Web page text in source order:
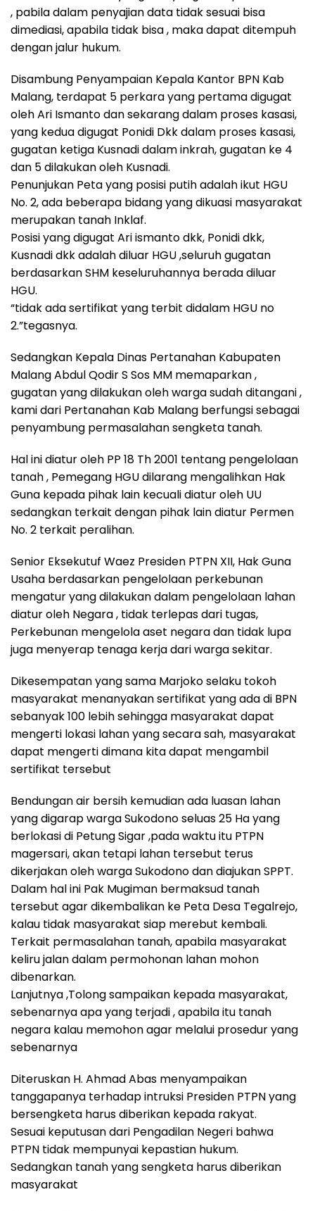
, pabila dalam penyajian data tidak sesuai bisa
dimediasi, apabila tidak bisa , maka dapat ditempuh
dengan jalur hukum.
Disambung Penyampaian Kepala Kantor BPN Kab
Malang, terdapat 5 perkara yang pertama digugat
oleh Ari Ismanto dan sekarang dalam proses kasasi,
yang kedua digugat Ponidi Dkk dalam proses kasasi,
gugatan ketiga Kusnadi dalam inkrah, gugatan ke 4
dan 5 dilakukan oleh Kusnadi.
Penunjukan Peta yang posisi putih adalah ikut HGU
No. 2, ada beberapa bidang yang dikuasi masyarakat
merupakan tanah Inklaf‎.
Posisi yang digugat Ari ismanto dkk, Ponidi dkk,
Kusnadi dkk adalah diluar HGU ,seluruh gugatan
berdasarkan SHM keseluruhannya berada diluar
HGU.
“tidak ada sertifikat yang terbit didalam HGU no
2.”tegasnya.
Sedangkan Kepala Dinas Pertanahan Kabupaten
Malang Abdul Qodir S Sos MM memaparkan ,
gugatan yang dilakukan oleh warga sudah ditangani ,
kami dari Pertanahan Kab Malang berfungsi sebagai
penyambung permasalahan sengketa tanah.
Hal ini diatur oleh PP 18 Th 2001 tentang pengelolaan
tanah , Pemegang HGU dilarang mengalihkan Hak
Guna kepada pihak lain kecuali diatur oleh UU
sedangkan terkait dengan pihak lain diatur Permen
No. 2 terkait peralihan.
‎Senior Eksekutuf Waez Presiden PTPN XII, Hak Guna
Usaha berdasarkan pengelolaan perkebunan‎
mengatur yang dilakukan dalam pengelolaan lahan
diatur oleh Negara , tidak terlepas dari tugas,
Perkebunan mengelola aset negara dan tidak lupa
juga menyerap tenaga kerja dari warga sekitar.
Dikesempatan yang sama Marjoko selaku tokoh
masyarakat menanyakan sertifikat yang ada di BPN
sebanyak 100 lebih sehingga masyarakat dapat
mengerti lokasi lahan yang secara sah, masyarakat
dapat mengerti dimana kita dapat mengambil
sertifikat tersebut
Bendungan air bersih kemudian ada luasan lahan
yang digarap warga Sukodono seluas 25 Ha yang
berlokasi di Petung Sigar ,pada waktu itu PTPN
magersari, akan tetapi lahan tersebut terus
dikerjakan oleh warga Sukodono dan diajukan SPPT.
Dalam hal ini Pak Mugiman bermaksud tanah
tersebut agar dikembalikan ke Peta Desa Tegalrejo,
kalau tidak masyarakat siap merebut kembali.
Terkait permasalahan tanah, apabila masyarakat
keliru jalan dalam permohonan lahan mohon
dibenarkan.
Lanjutnya ,Tolong sampaikan kepada masyarakat,
sebenarnya apa yang terjadi , apabila itu tanah
negara kalau memohon agar melalui prosedur yang
sebenarnya
Diteruskan H. Ahmad Abas menyampaikan
tanggapanya terhadap intruksi Presiden PTPN yang
bersengketa harus diberikan kepada rakyat.
Sesuai keputusan dari Pengadilan Negeri bahwa
PTPN tidak mempunyai kepastian hukum.
Sedangkan tanah yang sengketa harus diberikan
masyarakat‎